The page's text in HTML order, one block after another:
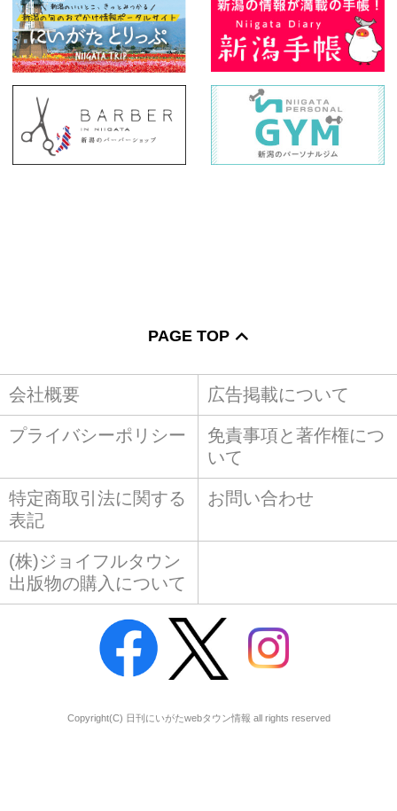
PAGE TOP
会社概要 広告掲載について
プライバシーポリシー
免責事項と著作権につ
いて
特定商取引法に関する
表記
お問い合わせ
(株)ジョイフルタウン
出版物の購入について
Copyright(C) 日刊にいがたwebタウン情報 all rights reserved